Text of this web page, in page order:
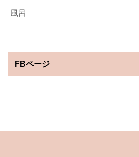
風呂
FBページ